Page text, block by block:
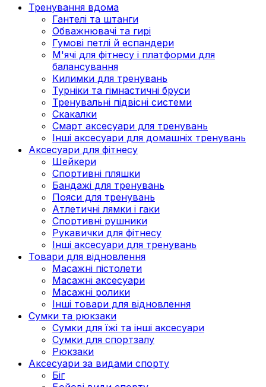
Тренування вдома
Гантелі та штанги
Обважнювачі та гирі
Гумові петлі й еспандери
М'ячі для фітнесу і платформи для
балансування
Килимки для тренувань
Турніки та гімнастичні бруси
Тренувальні підвісні системи
Скакалки
Смарт аксесуари для тренувань
Інші аксесуари для домашніх тренувань
Аксесуари для фітнесу
Шейкери
Спортивні пляшки
Бандажі для тренувань
Пояси для тренувань
Атлетичні лямки і гаки
Спортивні рушники
Рукавички для фітнесу
Інші аксесуари для тренувань
Товари для відновлення
Масажні пістолети
Масажні аксесуари
Масажні ролики
Інші товари для відновлення
Сумки та рюкзаки
Сумки для їжі та інші аксесуари
Сумки для спортзалу
Рюкзаки
Аксесуари за видами спорту
Біг